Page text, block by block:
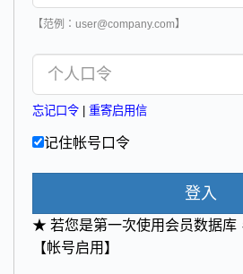
【范例：user@company.com】
忘记口令 重寄启用信
记住帐号口令
登入
★ 若您是第一次使用会员数据库
【帐号启用】